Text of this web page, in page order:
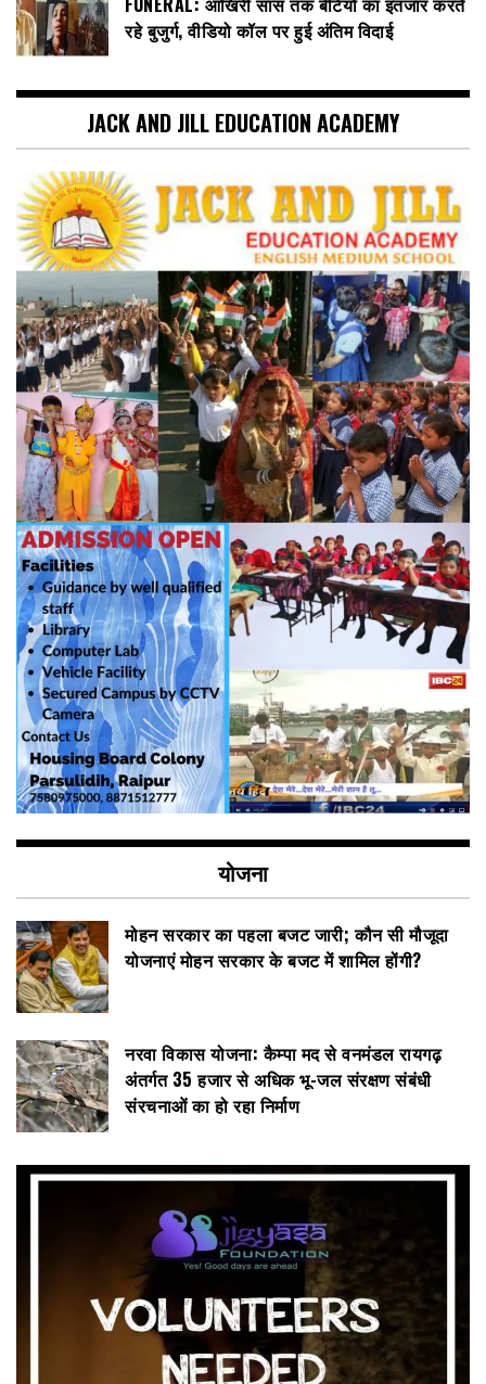
रहे बुजुर्ग, वीडियो कॉल पर हुई अंतिम विदाई
JACK AND JILL EDUCATION ACADEMY
योजना
मोहन सरकार का पहला बजट जारी; कौन सी मौजूदा
योजनाएं मोहन सरकार के बजट में शामिल होंगी?
नरवा विकास योजना: कैम्पा मद से वनमंडल रायगढ़
अंतर्गत 35 हजार से अधिक भू-जल संरक्षण संबंधी
संरचनाओं का हो रहा निर्माण